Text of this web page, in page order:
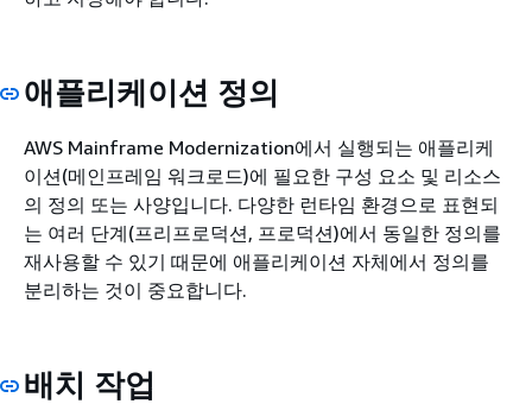
애플리케이션 정의
AWS Mainframe Modernization에서 실행되는 애플리케
이션(메인프레임 워크로드)에 필요한 구성 요소 및 리소스
의 정의 또는 사양입니다. 다양한 런타임 환경으로 표현되
는 여러 단계(프리프로덕션, 프로덕션)에서 동일한 정의를
재사용할 수 있기 때문에 애플리케이션 자체에서 정의를
분리하는 것이 중요합니다.
배치 작업